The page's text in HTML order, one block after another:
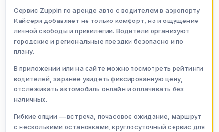
Сервис Zuppin по аренде авто с водителем в аэропорту
Кайсери добавляет не только комфорт, но и ощущение
личной свободы и привилегии. Водители организуют
городские и региональные поездки безопасно и по
плану.
В приложении или на сайте можно посмотреть рейтинги
водителей, заранее увидеть фиксированную цену,
отслеживать автомобиль онлайн и оплачивать без
наличных.
Гибкие опции — встреча, почасовое ожидание, маршрут
с несколькими остановками, круглосуточный сервис для